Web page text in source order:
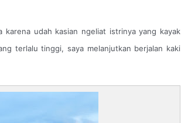
karena udah kasian ngeliat istrinya yang kayak
terlalu tinggi, saya melanjutkan berjalan kaki